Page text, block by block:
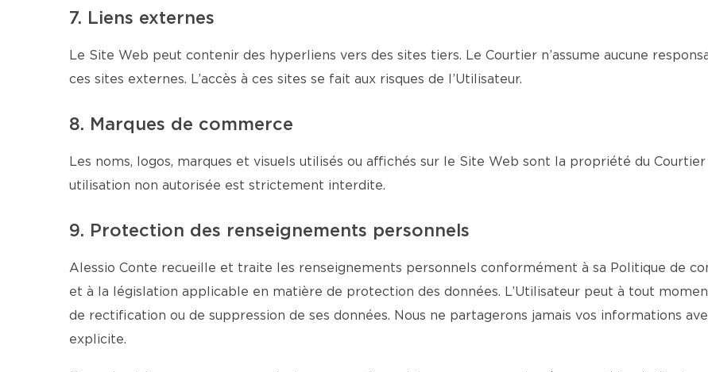
7. Liens externes
Le Site Web peut contenir des hyperliens vers des sites tiers. Le Courtier n’assume aucune
ces sites externes. L’accès à ces sites se fait aux risques de l’Utilisateur.
8. Marques de commerce
Les noms, logos, marques et visuels utilisés ou affichés sur le Site Web sont la propriété du
utilisation non autorisée est strictement interdite.
9. Protection des renseignements personnels
Alessio Conte recueille et traite les renseignements personnels conformément à sa Politique de
et à la législation applicable en matière de protection des données. L’Utilisateur peut à tout
de rectification ou de suppression de ses données. Nous ne partagerons jamais vos informations
explicite.